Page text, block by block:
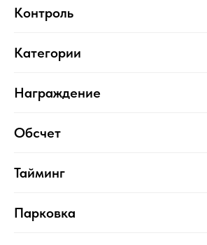
Контроль
Категории
Награждение
Обсчет
Тайминг
Парковка